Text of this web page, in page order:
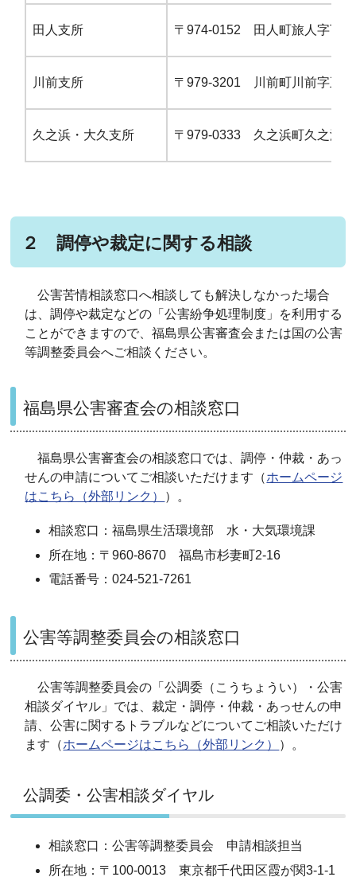
田人支所 〒974-0152 田人町旅人字下
川前支所 〒979-3201 川前町川前字五
久之浜・大久支所 〒979-0333 久之浜町久之浜
２ 調停や裁定に関する相談
公害苦情相談窓口へ相談しても解決しなかった場合
は、調停や裁定などの「公害紛争処理制度」を利用する
ことができますので、福島県公害審査会または国の公害
等調整委員会へご相談ください。
福島県公害審査会の相談窓口
福島県公害審査会の相談窓口では、調停・仲裁・あっ
せんの申請についてご相談いただけます（ホームページ
はこちら（外部リンク） ）。
相談窓口：福島県生活環境部 水・大気環境課
所在地：〒960-8670 福島市杉妻町2-16
電話番号：024-521-7261
公害等調整委員会の相談窓口
公害等調整委員会の「公調委（こうちょうい）・公害
相談ダイヤル」では、裁定・調停・仲裁・あっせんの申
請、公害に関するトラブルなどについてご相談いただけ
ます（ホームページはこちら（外部リンク） ）。
公調委・公害相談ダイヤル
相談窓口：公害等調整委員会 申請相談担当
所在地： 〒100-0013 東京都千代田区霞が関3-1-1